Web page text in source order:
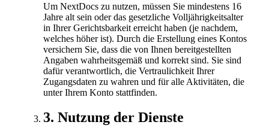
Um NextDocs zu nutzen, müssen Sie mindestens 16
Jahre alt sein oder das gesetzliche Volljährigkeitsalter
in Ihrer Gerichtsbarkeit erreicht haben (je nachdem,
welches höher ist). Durch die Erstellung eines Kontos
versichern Sie, dass die von Ihnen bereitgestellten
Angaben wahrheitsgemäß und korrekt sind. Sie sind
dafür verantwortlich, die Vertraulichkeit Ihrer
Zugangsdaten zu wahren und für alle Aktivitäten, die
unter Ihrem Konto stattfinden.
3. Nutzung der Dienste